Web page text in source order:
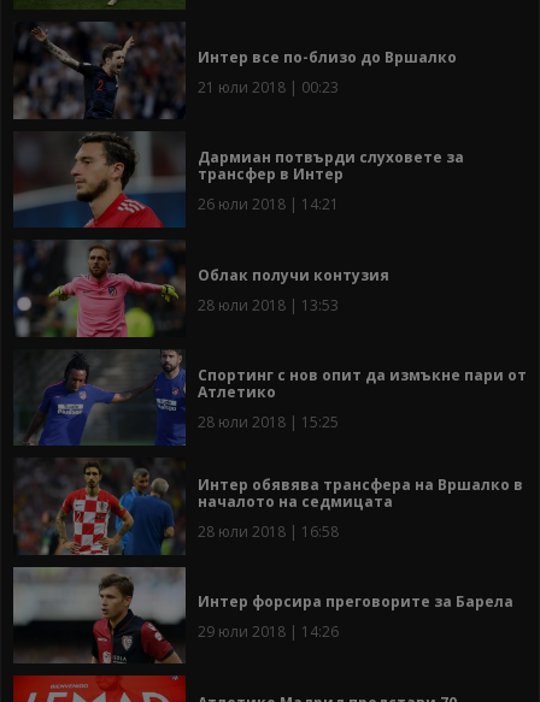
Интер все по-близо до Вршалко
21 юли 2018 | 00:23
Дармиан потвърди слуховете за
трансфер в Интер
26 юли 2018 | 14:21
Облак получи контузия
28 юли 2018 | 13:53
Спортинг с нов опит да измъкне пари от
Атлетико
28 юли 2018 | 15:25
Интер обявява трансфера на Вршалко в
началото на седмицата
28 юли 2018 | 16:58
Интер форсира преговорите за Барела
29 юли 2018 | 14:26